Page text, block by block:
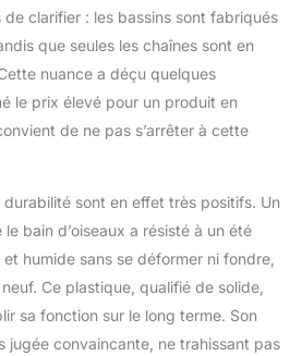
oiseaux en même
temps, assurant que
plusieurs oiseaux
peuvent boire de l'eau
en toute sécurité et
prendre des douches
déplacer : accrochez
cette mangeoire à
oiseaux sur une
autre endroit, et elle
stabilisera et
maintiendra un bon
de clarifier : les bassins sont fabriqués
que seules les chaînes sont en
nuance a déçu quelques
le prix élevé pour un produit en
de ne pas s’arrêter à cette
durabilité sont en effet très positifs. Un
bain d’oiseaux a résisté à un été
humide sans se déformer ni fondre,
Ce plastique, qualifié de solide,
sa fonction sur le long terme. Son
jugée convaincante, ne trahissant pas